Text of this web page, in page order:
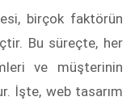
birçok faktörün
Bu süreçte, her
ve müşterinin
İşte, web tasarım